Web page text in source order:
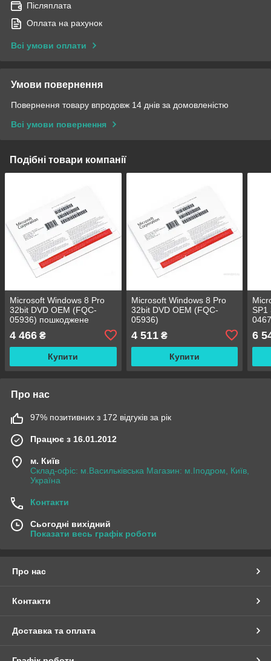
Післяплата
Оплата на рахунок
Всі умови оплати
Умови повернення
Повернення товару впродовж 14 днів за домовленістю
Всі умови повернення
Подібні товари компанії
Microsoft Windows 8 Pro
32bit DVD OEM (FQC-
05936) пошкоджене
4 466 ₴
Купити
Microsoft Windows 8 Pro
32bit DVD OEM (FQC-
05936)
4 511₴
Купити
SP1
6
Про нас
97% позитивних з 172 відгуків за рік
Працює з 16.01.2012
м. Київ
Склад-офіс: м.Васильківська Магазин: м.Іподром, Київ,
Україна
Контакти
Сьогодні вихідний
Показати весь графік роботи
Про нас
Контакти
Доставка та оплата